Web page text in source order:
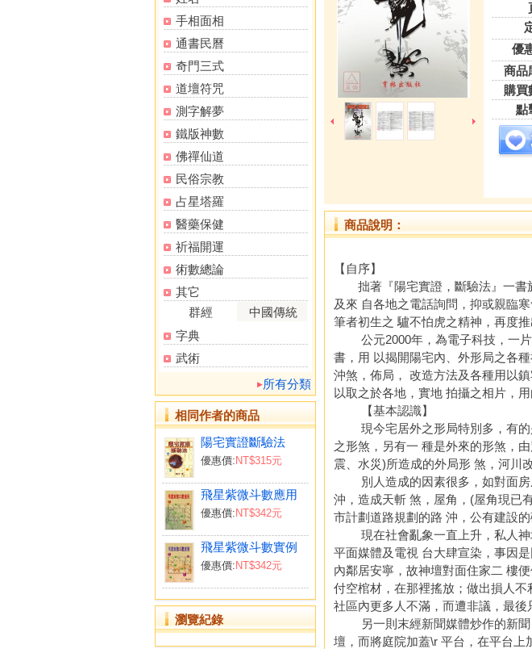
手相面相
通書民曆
奇門三式
道壇符咒
測字解夢
鐵版神數
佛禪仙道
民俗宗教
占星塔羅
醫藥保健
祈福開運
術數總論
其它
群經
中國傳統
字典
武術
所有分類
相同作者的商品
陽宅實證斷驗法
優惠價: NT$315元
飛星紫微斗數應用
優惠價: NT$342元
飛星紫微斗數實例
優惠價: NT$342元
瀏覽紀錄
優
商品
購買
點
商品說明：
【自序】
拙著『陽宅實證，斷驗法』一書
及來 自各地之電話詢問，抑或親臨
筆者初生之 驢不怕虎之精神，再度
公元2000年，為電子科技，一片
書，用 以揭開陽宅內、外形局之各
沖煞，佈局， 改造方法及各種用以
以取之於各地，實地 拍攝之相片，
【基本認識】
現今宅居外之形局特別多，有的
之形煞，另有一 種是外來的形煞，
震、水災)所造成的外局形 煞，河川改
別人造成的因素很多，如對面房
沖，造成天斬 煞，屋角，(屋角現已
市計劃道路規劃的路 沖，公有建設
現在社會亂象一直上升，私人神
平面媒體及電視 台大肆宣染，事因
內鄰居安寧，故神壇對面住家二 樓
付空棺材，在那裡搖放；做出損人
社區內更多人不滿，而遭非議，最後
另一則末經新聞媒體炒作的新聞
壇，而將庭院加蓋\r 平台，在平台